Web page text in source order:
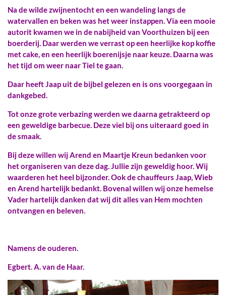
Na de wilde zwijnentocht en een wandeling langs de
watervallen en beken was het weer instappen. Via een mooie
autorit kwamen we in de nabijheid van Voorthuizen bij een
boerderij. Daar werden we verrast op een heerlijke kop koffie
met cake, en een heerlijk boerenijsje naar keuze. Daarna was
het tijd om weer naar Tiel te gaan.
Daar heeft Jaap uit de bijbel gelezen en is ons voorgegaan in
dankgebed.
Tot onze grote verbazing werden we daarna getrakteerd op
een geweldige barbecue. Deze viel bij ons uiteraard goed in
de smaak.
Bij deze willen wij Arend en Maartje Kreun bedanken voor
het organiseren van deze dag. Jullie zijn geweldig hoor. Wij
waarderen het heel bijzonder. Ook de chauffeurs Jaap, Wieb
en Arend hartelijk bedankt. Bovenal willen wij onze hemelse
Vader hartelijk danken dat wij dit alles van Hem mochten
ontvangen en beleven.
Namens de ouderen.
Egbert. A. van de Haar.